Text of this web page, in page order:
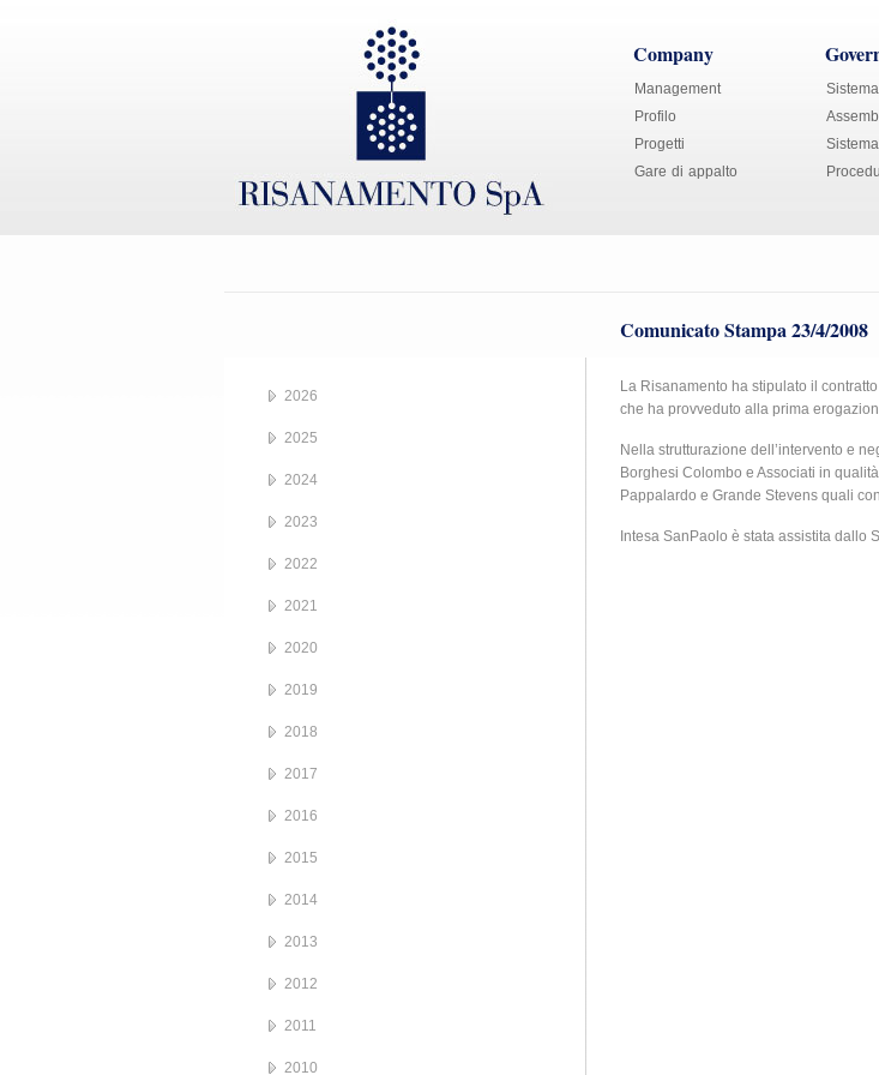
Company
Management
Profilo
Progetti
Gare di appalto
Comunicato Stampa 23/4/2008
La Risanamento ha stipulato il
che ha provveduto alla prima
Nella strutturazione dell’intervento e
Borghesi Colombo e Associati in
Pappalardo e Grande Stevens quali
Intesa SanPaolo è stata assistita dallo
2026
2025
2024
2023
2022
2021
2020
2019
2018
2017
2016
2015
2014
2013
2012
2011
2010